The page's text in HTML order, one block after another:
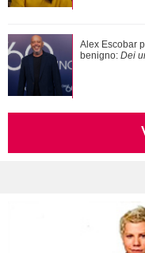
Verdadeiras
super
Alex Escobar
benigno: Dei